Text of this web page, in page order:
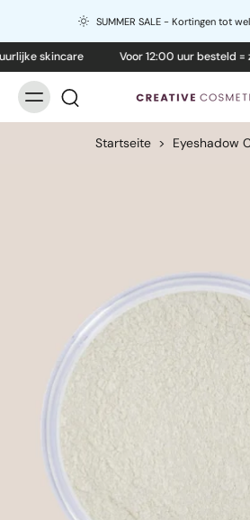
SUMMER SALE - Kortingen tot
skincare Voor 12:00 uur besteld =
Startseite > Eyeshadow